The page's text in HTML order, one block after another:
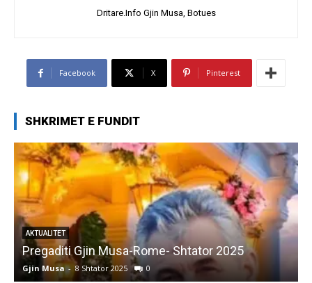
Dritare.Info Gjin Musa, Botues
Facebook X Pinterest
SHKRIMET E FUNDIT
AKTUALITET
Pregaditi Gjin Musa-Rome- Shtator 2025
Gjin Musa - 8 Shtator 2025 0